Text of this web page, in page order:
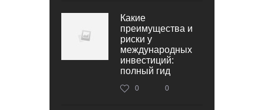
Какие
преимущества и
риски у
международных
инвестиций:
полный гид
0 0